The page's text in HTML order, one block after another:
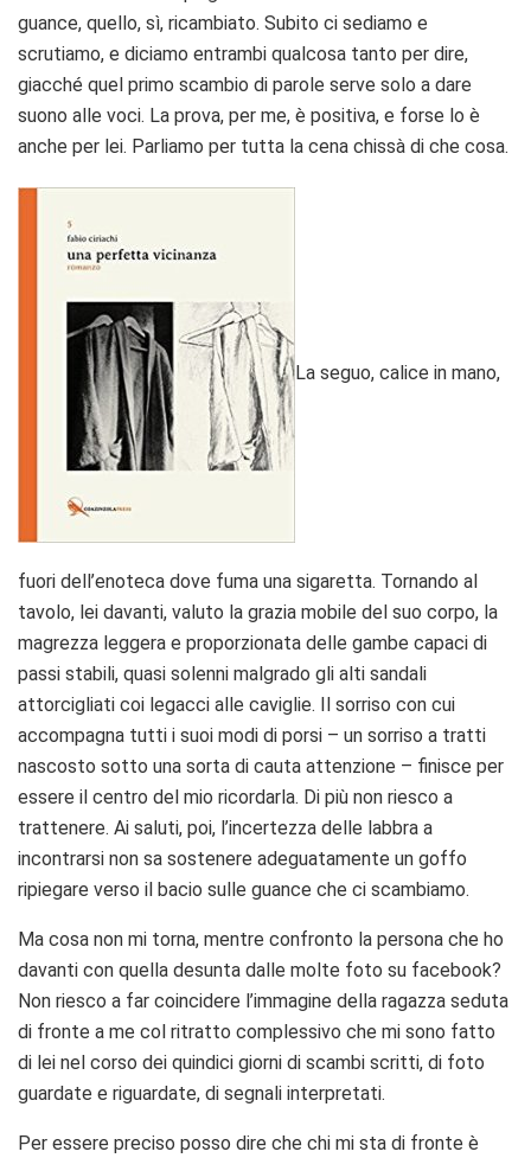
guance, quello, sì, ricambiato. Subito ci sediamo e
scrutiamo, e diciamo entrambi qualcosa tanto per dire,
giacché quel primo scambio di parole serve solo a dare
suono alle voci. La prova, per me, è positiva, e forse lo è
anche per lei. Parliamo per tutta la cena chissà di che cosa.
La seguo, calice in mano,
fuori dell’enoteca dove fuma una sigaretta. Tornando al
tavolo, lei davanti, valuto la grazia mobile del suo corpo, la
magrezza leggera e proporzionata delle gambe capaci di
passi stabili, quasi solenni malgrado gli alti sandali
attorcigliati coi legacci alle caviglie. Il sorriso con cui
accompagna tutti i suoi modi di porsi – un sorriso a tratti
nascosto sotto una sorta di cauta attenzione – finisce per
essere il centro del mio ricordarla. Di più non riesco a
trattenere. Ai saluti, poi, l’incertezza delle labbra a
incontrarsi non sa sostenere adeguatamente un goffo
ripiegare verso il bacio sulle guance che ci scambiamo.
Ma cosa non mi torna, mentre confronto la persona che ho
davanti con quella desunta dalle molte foto su facebook?
Non riesco a far coincidere l’immagine della ragazza seduta
di fronte a me col ritratto complessivo che mi sono fatto
di lei nel corso dei quindici giorni di scambi scritti, di foto
guardate e riguardate, di segnali interpretati.
Per essere preciso posso dire che chi mi sta di fronte è